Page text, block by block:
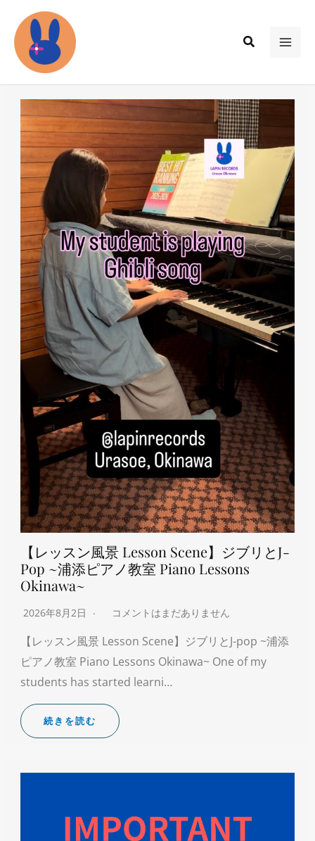
検
【レッスン風景 Lesson Scene】ジブリとJ-
Pop ~浦添ピアノ教室 Piano Lessons
Okinawa~
2026年8月2日 コメントはまだありません
【レッスン風景 Lesson Scene】ジブリとJ-pop ~浦添
ピアノ教室 Piano Lessons Okinawa~ One of my
students has started learni…
続きを読む